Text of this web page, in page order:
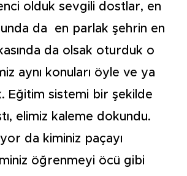
olduk sevgili dostlar, en
da en parlak şehrin en
da olsak oturduk o
aynı konuları öyle ve ya
Eğitim sistemi bir şekilde
elimiz kaleme dokundu.
da kiminiz paçayı
öğrenmeyi öcü gibi